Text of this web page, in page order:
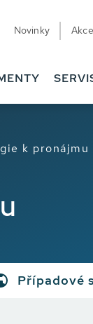
Novinky Akce
k pronájmu
Případové